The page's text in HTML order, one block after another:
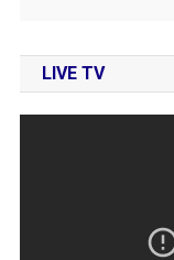
LIVE TV